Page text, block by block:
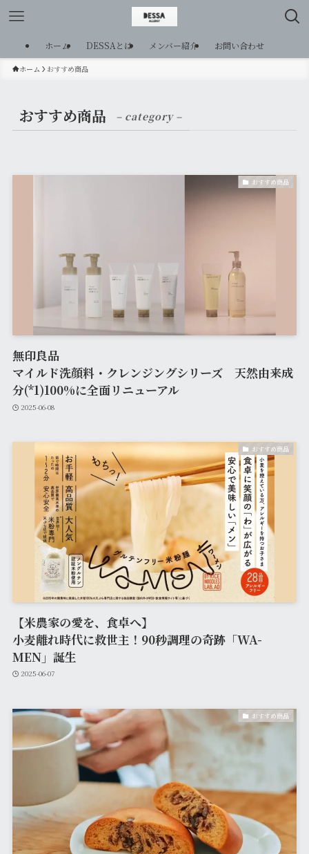
ホーム DESSAとは メンバー紹介 お問い合わせ
ホーム おすすめ商品
おすすめ商品 – category –
おすすめ商品
無印良品
マイルド洗顔料・クレンジングシリーズ 天然由来成
分(*1)100%に全面リニューアル
2025-06-08
おすすめ商品
【米農家の愛を、食卓へ】
小麦離れ時代に救世主！90秒調理の奇跡「WA-
MEN」誕生
2025-06-07
おすすめ商品